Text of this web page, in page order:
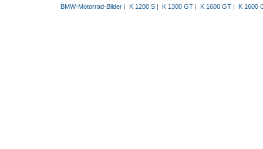
BMW-Motorrad-Bilder| K 1200 S| K 1300 GT| K 1600 GT| K 1600